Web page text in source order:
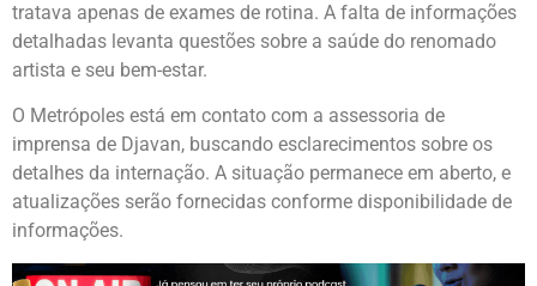
tratava apenas de exames de rotina. A falta de informações
detalhadas levanta questões sobre a saúde do renomado
artista e seu bem-estar.
O Metrópoles está em contato com a assessoria de
imprensa de Djavan, buscando esclarecimentos sobre os
detalhes da internação. A situação permanece em aberto, e
atualizações serão fornecidas conforme disponibilidade de
informações.